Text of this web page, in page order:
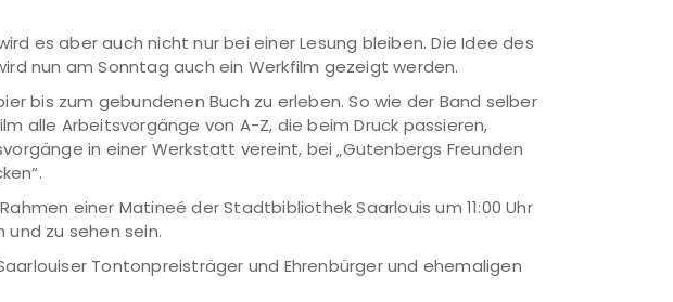
es aber auch nicht nur bei einer Lesung bleiben. Die Idee des
nun am Sonntag auch ein Werkfilm gezeigt werden.
bis zum gebundenen Buch zu erleben. So wie der Band selber
alle Arbeitsvorgänge von A-Z, die beim Druck passieren,
in einer Werkstatt vereint, bei „Gutenbergs Freunden
einer Matineé der Stadtbibliothek Saarlouis um 11:00 Uhr
zu sehen sein.
Tontonpreisträger und Ehrenbürger und ehemaligen